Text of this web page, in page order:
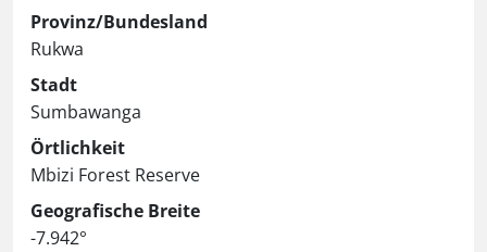
Provinz/Bundesland
Rukwa
Stadt
Sumbawanga
Örtlichkeit
Mbizi Forest Reserve
Geografische Breite
-7.942°